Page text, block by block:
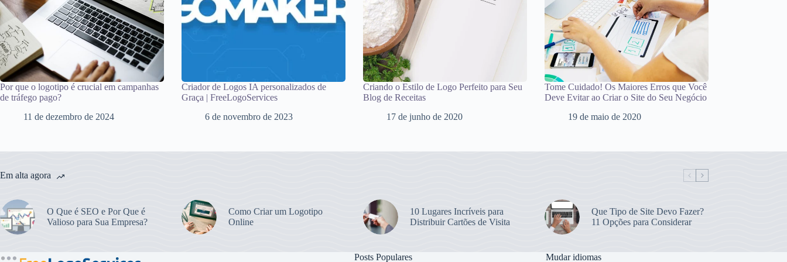
Por que o logotipo é crucial em campanhas
de tráfego pago?
11 de dezembro de 2024
Criador de Logos IA personalizados de
Graça | FreeLogoServices
6 de novembro de 2023
Criando o Estilo de Logo Perfeito para Seu
Blog de Receitas
17 de junho de 2020
Tome Cuidado! Os Maiores Erros que Você
Deve Evitar ao Criar o Site do Seu Negócio
19 de maio de 2020
Em alta agora
O Que é SEO e Por Que é
Valioso para Sua Empresa?
Como Criar um Logotipo
Online
10 Lugares Incríveis para
Distribuir Cartões de Visita
Que Tipo de Site Devo Fazer?
11 Opções para Considerar
Posts Populares Mudar idiomas